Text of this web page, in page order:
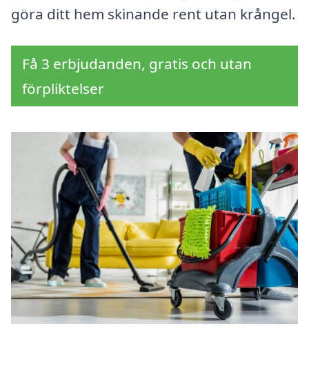
göra ditt hem skinande rent utan krångel.
Få 3 erbjudanden, gratis och utan
förpliktelser